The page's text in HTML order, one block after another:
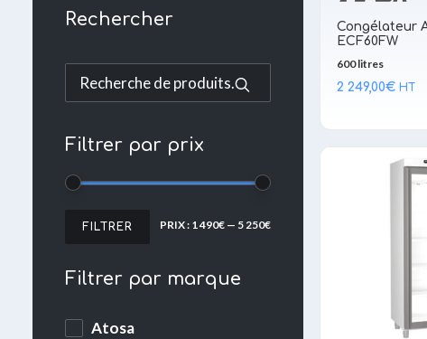
Rechercher
Recherche
pour :
Filtrer par prix
PRIX
PRIX
FILTRER PRIX : 1 490€ — 5 250€
Filtrer par marque
Atosa
Congélateur
ECF60FW
600 litres
2 249,00€ HT